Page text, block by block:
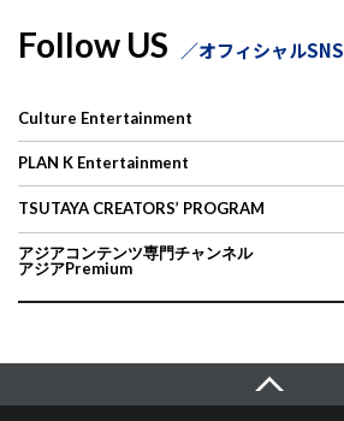
Follow US オフィシャルSNS
Culture Entertainment
PLAN K Entertainment
TSUTAYA CREATORS’ PROGRAM
アジアコンテンツ専門チャンネル
アジアPremium